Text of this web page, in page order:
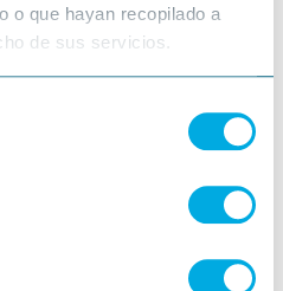
o que hayan recopilado a
de sus servicios.